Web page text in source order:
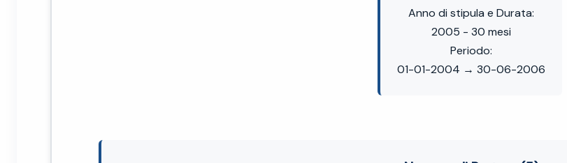
Anno di stipula e Durata:
2005 - 30 mesi
Periodo:
01-01-2004 → 30-06-2006